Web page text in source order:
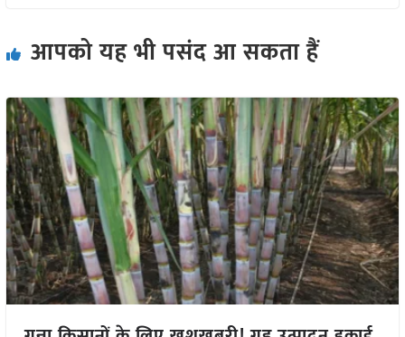
आपको यह भी पसंद आ सकता हैं